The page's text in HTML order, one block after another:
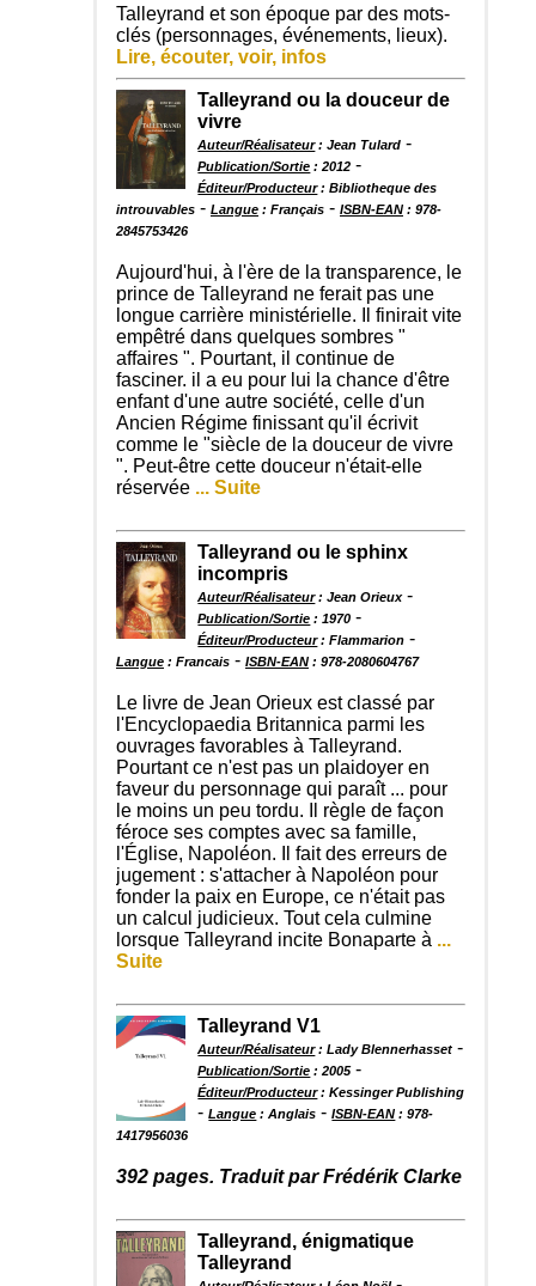
Talleyrand et son époque par des mots-
clés (personnages, événements, lieux).
Lire, écouter, voir, infos
Talleyrand ou la douceur de
vivre
Auteur/Réalisateur: Jean Tulard -
Publication/Sortie : 2012 -
Éditeur/Producteur: Bibliotheque des
introuvables - Langue : Français - ISBN-EAN : 978-
2845753426
Aujourd'hui, à l'ère de la transparence, le
prince de Talleyrand ne ferait pas une
longue carrière ministérielle. Il finirait vite
empêtré dans quelques sombres "
affaires ". Pourtant, il continue de
fasciner. il a eu pour lui la chance d'être
enfant d'une autre société, celle d'un
Ancien Régime finissant qu'il écrivit
comme le "siècle de la douceur de vivre
". Peut-être cette douceur n'était-elle
réservée ... Suite
Talleyrand ou le sphinx
incompris
Auteur/Réalisateur: Jean Orieux-
Publication/Sortie : 1970 -
Éditeur/Producteur: Flammarion -
Langue : Francais - ISBN-EAN : 978-2080604767
Le livre de Jean Orieux est classé par
l'Encyclopaedia Britannica parmi les
ouvrages favorables à Talleyrand.
Pourtant ce n'est pas un plaidoyer en
faveur du personnage qui paraît ... pour
le moins un peu tordu. Il règle de façon
féroce ses comptes avec sa famille,
l'Église, Napoléon. Il fait des erreurs de
jugement : s'attacher à Napoléon pour
fonder la paix en Europe, ce n'était pas
un calcul judicieux. Tout cela culmine
lorsque Talleyrand incite Bonaparte à ...
Suite
Talleyrand V1
Auteur/Réalisateur: Lady Blennerhasset -
Publication/Sortie : 2005-
Éditeur/Producteur: Kessinger Publishing
-Langue : Anglais -ISBN-EAN : 978-
1417956036
392 pages. Traduit par Frédérik Clarke
Talleyrand, énigmatique
Talleyrand